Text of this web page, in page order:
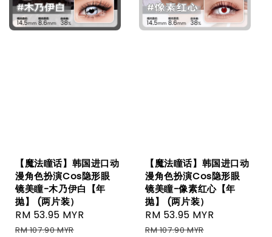
【魔法瞳话】韩国进口动
漫角色扮演Cos隐形眼
镜美瞳-木乃伊白【年
抛】 (两片装）
Sale
price
RM 53.95 MYR
RM 107.90 MYR
【魔法瞳话】韩国进口动
漫角色扮演Cos隐形眼
镜美瞳-像素红心【年
抛】 (两片装）
Sale
price
RM 53.95 MYR
RM 107.90 MYR